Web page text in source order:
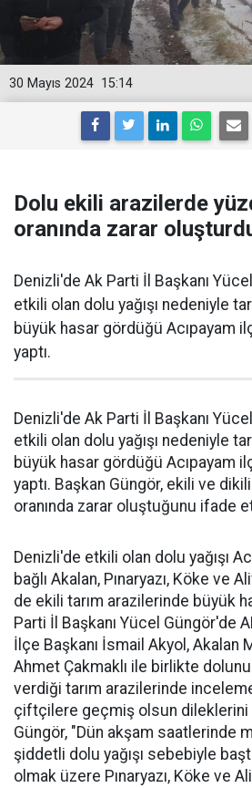
15:14
30 Mayıs 2024
Dolu ekili arazilerde
oranında zarar
Denizli'de Ak Parti İl Başkanı
etkili olan dolu yağışı nedeniyle
büyük hasar gördüğü Acıpayam
yaptı.
Denizli'de Ak Parti İl Başkanı
etkili olan dolu yağışı nedeniyle
büyük hasar gördüğü Acıpayam
yaptı. Başkan Güngör, ekili ve
oranında zarar oluştuğunu ifade
Denizli'de etkili olan dolu yağışı
bağlı Akalan, Pınaryazı, Köke ve
de ekili tarım arazilerinde büyük
Parti İl Başkanı Yücel Güngör'de
İlçe Başkanı İsmail Akyol, Akalan
Ahmet Çakmaklı ile birlikte
verdiği tarım arazilerinde
çiftçilere geçmiş olsun dileklerini
Güngör, "Dün akşam saatlerinde
şiddetli dolu yağışı sebebiyle
olmak üzere Pınaryazı, Köke ve